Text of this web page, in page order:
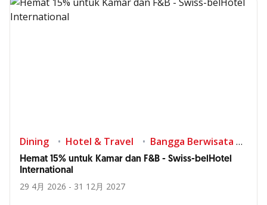
Dining Hotel & Travel Bangga Berwisata di Indonesia
Hemat 15% untuk Kamar dan F&B - Swiss-belHotel
International
29 4月 2026 - 31 12月 2027